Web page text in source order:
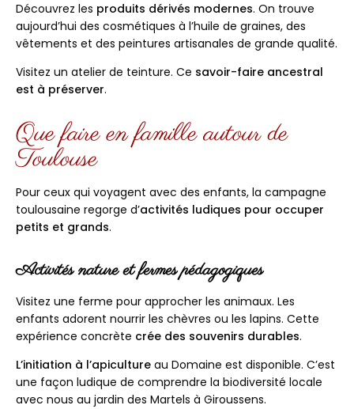
Découvrez les produits dérivés modernes. On trouve
aujourd’hui des cosmétiques à l’huile de graines, des
vêtements et des peintures artisanales de grande qualité.
Visitez un atelier de teinture. Ce savoir-faire ancestral
est à préserver.
Que faire en famille autour de
Toulouse
Pour ceux qui voyagent avec des enfants, la campagne
toulousaine regorge d’activités ludiques pour occuper
petits et grands.
Activités nature et fermes pédagogiques
Visitez une ferme pour approcher les animaux. Les
enfants adorent nourrir les chèvres ou les lapins. Cette
expérience concrète crée des souvenirs durables.
L’initiation à l’apiculture au Domaine est disponible. C’est
une façon ludique de comprendre la biodiversité locale
avec nous au jardin des Martels à Giroussens.